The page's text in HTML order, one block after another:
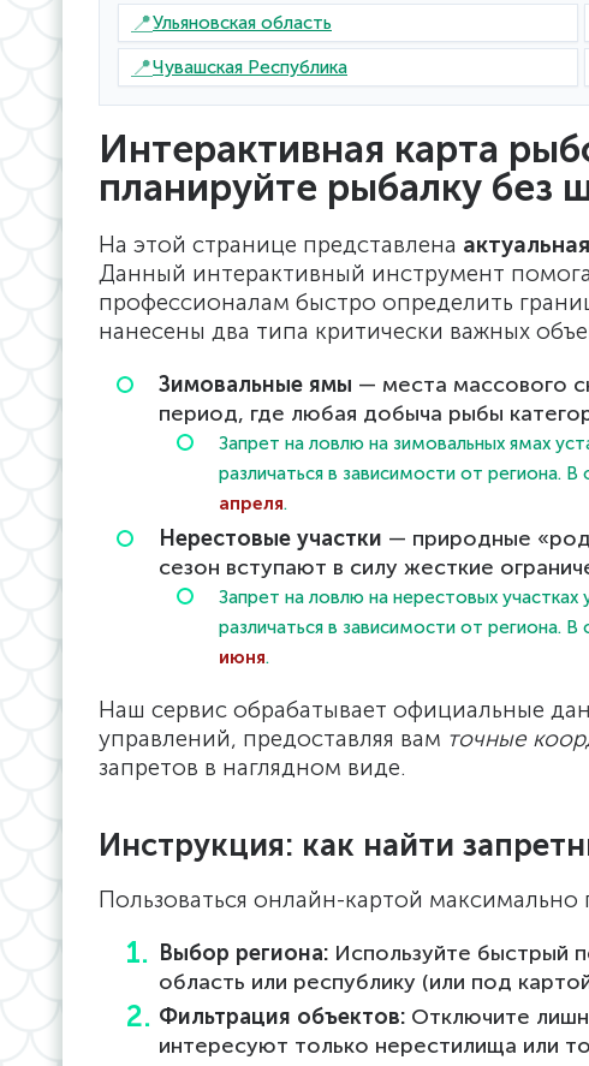
📍Ульяновская область
📍Чувашская Республика
Интерактивная карта
планируйте рыбалку без
На этой странице представлена
Данный интерактивный инструмент
профессионалам быстро определить
нанесены два типа критически важных
Зимовальные ямы — места массового
период, где любая добыча рыбы
Запрет на ловлю на зимовальных ямах
различаться в зависимости от региона.
апреля.
Нерестовые участки — природные
сезон вступают в силу жесткие
Запрет на ловлю на нерестовых
различаться в зависимости от региона.
июня.
Наш сервис обрабатывает официальные
управлений, предоставляя вам точные
запретов в наглядном виде.
Инструкция: как найти
Пользоваться онлайн-картой максимально
Выбор региона: Используйте быстрый
область или республику (или под
Фильтрация объектов: Отключите
интересуют только нерестилища или